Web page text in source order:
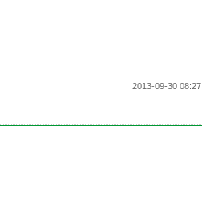
2013-09-30 08:27